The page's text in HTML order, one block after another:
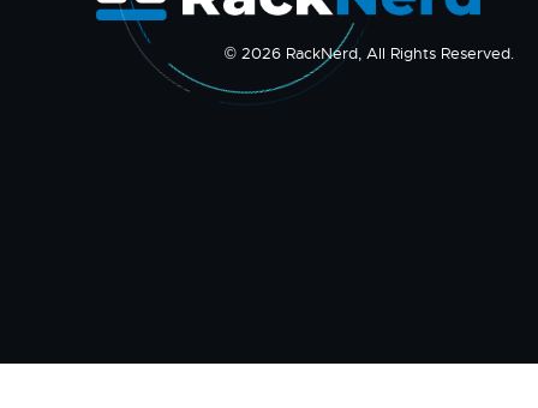
© 2026 RackNerd, All Rights Reserved.